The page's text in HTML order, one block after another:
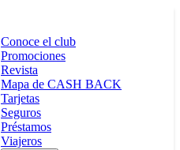
Conoce el club
Promociones
Revista
Mapa de CASH BACK
Tarjetas
Seguros
Préstamos
Viajeros